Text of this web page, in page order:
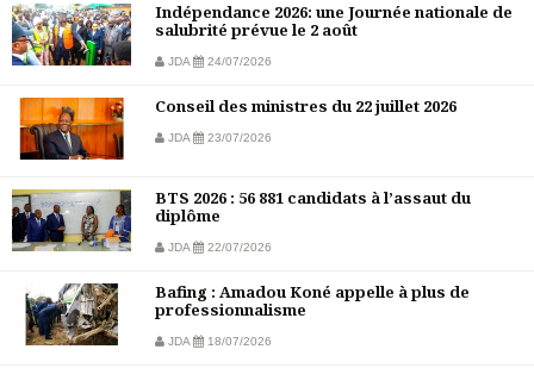
Indépendance 2026: une Journée nationale de
salubrité prévue le 2 août
JDA 24/07/2026
Conseil des ministres du 22 juillet 2026
JDA 23/07/2026
BTS 2026 : 56 881 candidats à l’assaut du
diplôme
JDA 22/07/2026
Bafing : Amadou Koné appelle à plus de
professionnalisme
JDA 18/07/2026